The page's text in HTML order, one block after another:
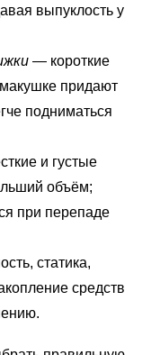
выпуклость у
— короткие
придают
подниматься
и густые
объём;
при перепаде
статика,
средств